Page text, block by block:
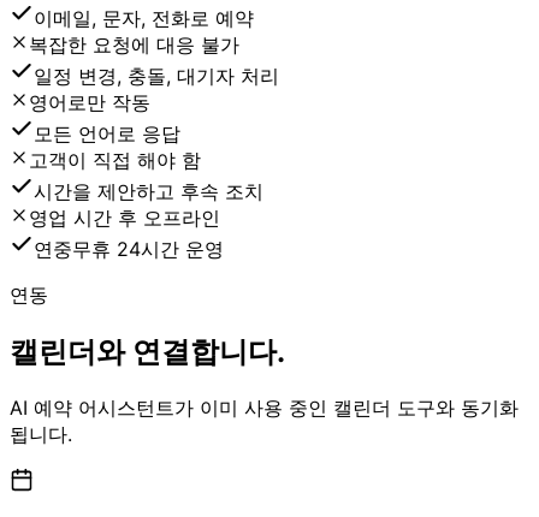
이메일, 문자, 전화로 예약
복잡한 요청에 대응 불가
일정 변경, 충돌, 대기자 처리
영어로만 작동
모든 언어로 응답
고객이 직접 해야 함
시간을 제안하고 후속 조치
영업 시간 후 오프라인
연중무휴 24시간 운영
연동
캘린더와 연결합니다.
AI 예약 어시스턴트가 이미 사용 중인 캘린더 도구와 동기화
됩니다.